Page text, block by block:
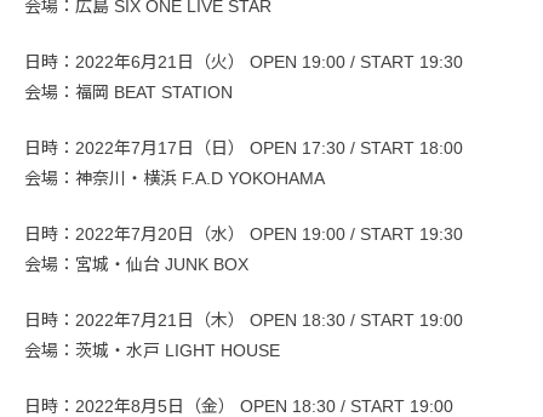
会場：広島 SIX ONE LIVE STAR
日時：2022年6月21日（火） OPEN 19:00 / START 19:30
会場：福岡 BEAT STATION
日時：2022年7月17日（日） OPEN 17:30 / START 18:00
会場：神奈川・横浜 F.A.D YOKOHAMA
日時：2022年7月20日（水） OPEN 19:00 / START 19:30
会場：宮城・仙台 JUNK BOX
日時：2022年7月21日（木） OPEN 18:30 / START 19:00
会場：茨城・水戸 LIGHT HOUSE
日時：2022年8月5日（金） OPEN 18:30 / START 19:00